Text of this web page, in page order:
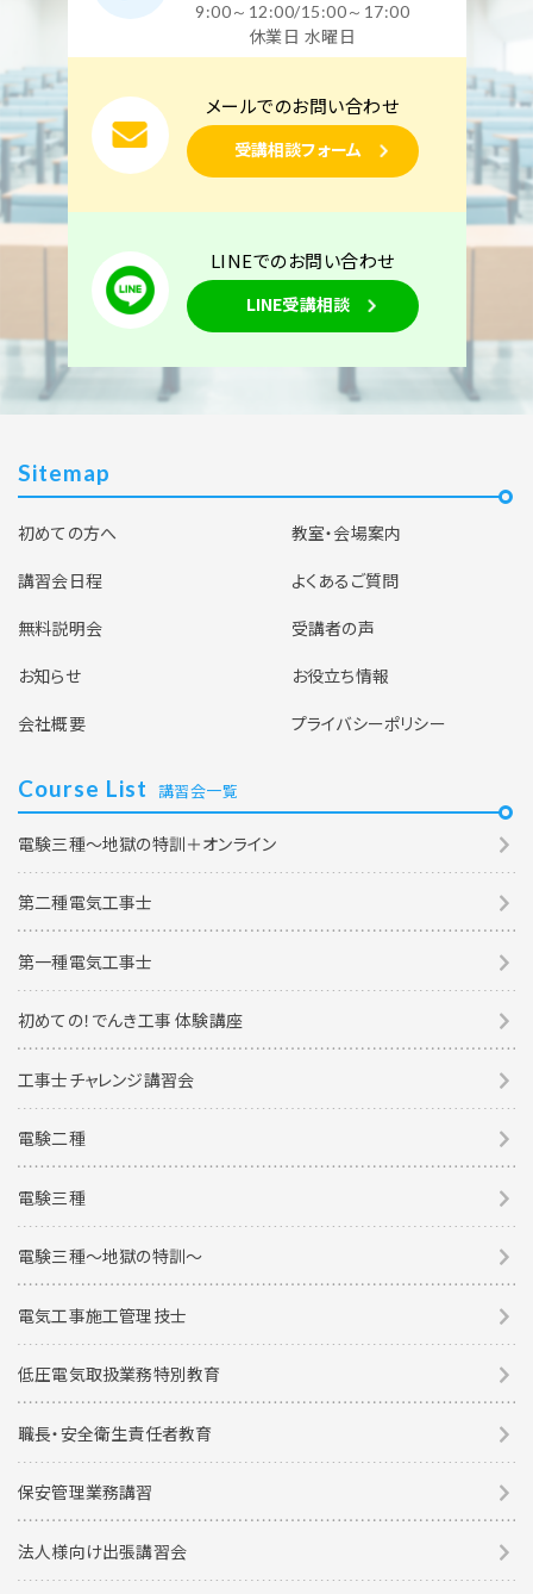
9:00～12:00/15:00～17:00
休業日 水曜日
メールでのお問い合わせ
受講相談フォーム
LINEでのお問い合わせ
LINE受講相談
Sitemap
初めての方へ
教室・会場案内
講習会日程
よくあるご質問
無料説明会
受講者の声
お知らせ
お役立ち情報
会社概要
プライバシーポリシー
Course List 講習会一覧
電験三種～地獄の特訓＋オンライン
第二種電気工事士
第一種電気工事士
初めての！でんき工事 体験講座
工事士チャレンジ講習会
電験二種
電験三種
電験三種〜地獄の特訓〜
電気工事施工管理技士
低圧電気取扱業務特別教育
職長・安全衛生責任者教育
保安管理業務講習
法人様向け出張講習会